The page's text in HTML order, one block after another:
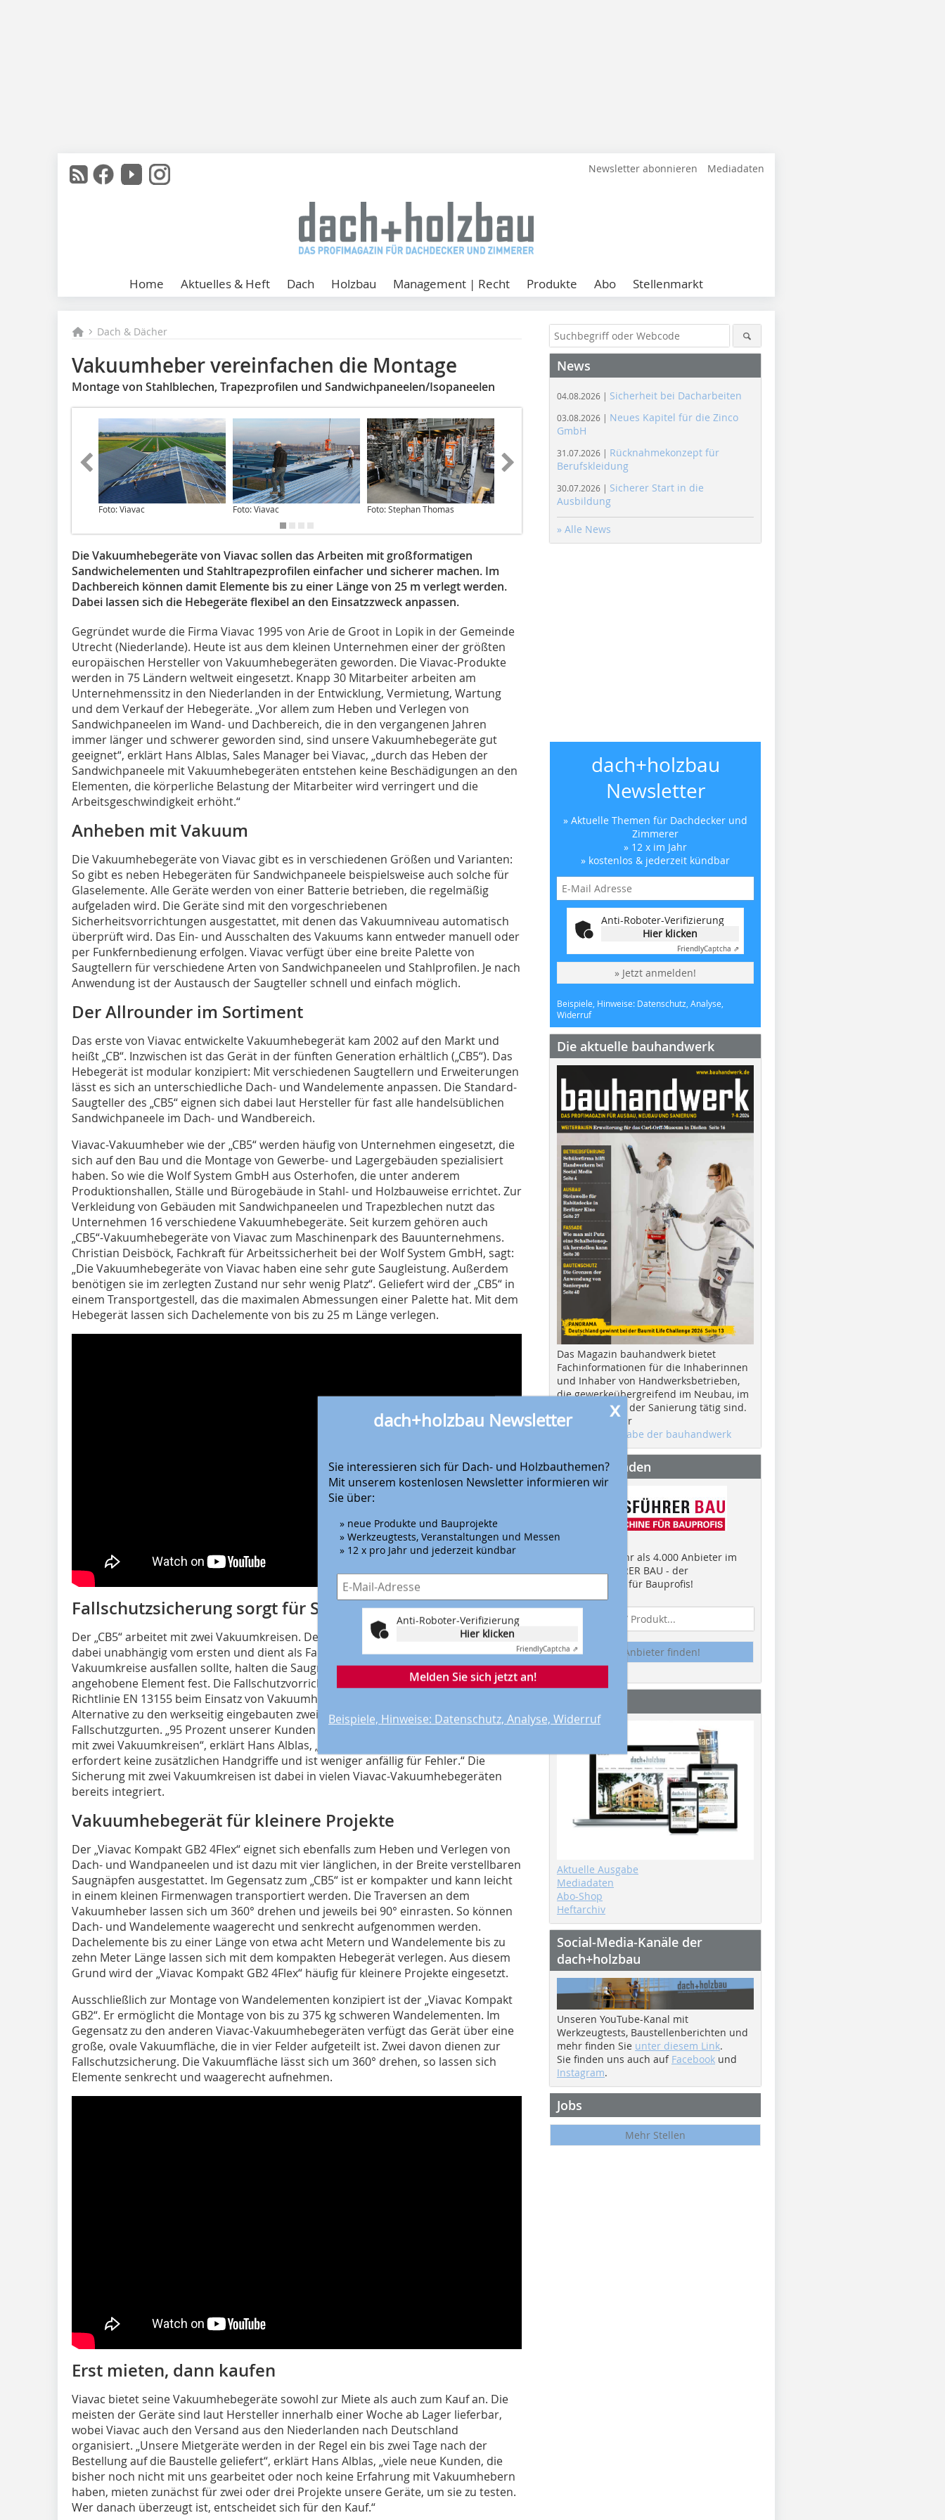
Newsletter abonnieren Mediadaten
Home Aktuelles & Heft Dach Holzbau Management | Recht Produkte Abo Stellenmarkt
Dach & Dächer
Vakuumheber vereinfachen die Montage
Montage von Stahlblechen, Trapezprofilen und Sandwichpaneelen/Isopaneelen
Foto: Viavac Foto: Viavac Foto: Stephan Thomas
Die Vakuumhebegeräte von Viavac sollen das Arbeiten mit großformatigen
Sandwichelementen und Stahltrapezprofilen einfacher und sicherer machen. Im
Dachbereich können damit Elemente bis zu einer Länge von 25 m verlegt werden.
Dabei lassen sich die Hebegeräte flexibel an den Einsatzzweck anpassen.
Gegründet wurde die Firma Viavac 1995 von Arie de Groot in Lopik in der Gemeinde
Utrecht (Niederlande). Heute ist aus dem kleinen Unternehmen einer der größten
europäischen Hersteller von Vakuumhebegeräten geworden. Die Viavac-Produkte
werden in 75 Ländern weltweit eingesetzt. Knapp 30 Mitarbeiter arbeiten am
Unternehmenssitz in den Niederlanden in der Entwicklung, Vermietung, Wartung
und dem Verkauf der Hebegeräte. „Vor allem zum Heben und Verlegen von
Sandwichpaneelen im Wand- und Dachbereich, die in den vergangenen Jahren
immer länger und schwerer geworden sind, sind unsere Vakuumhebegeräte gut
geeignet“, erklärt Hans Alblas, Sales Manager bei Viavac, „durch das Heben der
Sandwichpaneele mit Vakuumhebegeräten entstehen keine Beschädigungen an den
Elementen, die körperliche Belastung der Mitarbeiter wird verringert und die
Arbeitsgeschwindigkeit erhöht.“
Anheben mit Vakuum
Die Vakuumhebegeräte von Viavac gibt es in verschiedenen Größen und Varianten:
So gibt es neben Hebegeräten für Sandwichpaneele beispielsweise auch solche für
Glaselemente. Alle Geräte werden von einer Batterie betrieben, die regelmäßig
aufgeladen wird. Die Geräte sind mit den vorgeschriebenen
Sicherheitsvorrichtungen ausgestattet, mit denen das Vakuumniveau automatisch
überprüft wird. Das Ein- und Ausschalten des Vakuums kann entweder manuell oder
per Funkfernbedienung erfolgen. Viavac verfügt über eine breite Palette von
Saugtellern für verschiedene Arten von Sandwichpaneelen und Stahlprofilen. Je nach
Anwendung ist der Austausch der Saugteller schnell und einfach möglich.
Der Allrounder im Sortiment
Das erste von Viavac entwickelte Vakuumhebegerät kam 2002 auf den Markt und
heißt „CB“. Inzwischen ist das Gerät in der fünften Generation erhältlich („CB5“). Das
Hebegerät ist modular konzipiert: Mit verschiedenen Saugtellern und Erweiterungen
lässt es sich an unterschiedliche Dach- und Wandelemente anpassen. Die Standard-
Saugteller des „CB5“ ­eignen sich dabei laut Hersteller für fast alle handelsüblichen
Sandwichpaneele im Dach- und Wandbereich.
Viavac-Vakuumheber wie der „CB5“ werden häufig von Unternehmen eingesetzt, die
sich auf den Bau und die Montage von Gewerbe- und Lagergebäuden spezialisiert
haben. So wie die Wolf System GmbH aus Osterhofen, die unter anderem
Produktionshallen, Ställe und Bürogebäude in Stahl- und Holzbauweise errichtet. Zur
Verkleidung von Gebäuden mit Sandwichpaneelen und Trapezblechen nutzt das
Unternehmen 16 verschiedene Vakuumhebegeräte. Seit kurzem gehören auch
„CB5“-Vakuumhebegeräte von Viavac zum Maschinenpark des Bauunternehmens.
Christian Deisböck, Fachkraft für Arbeitssicherheit bei der Wolf System GmbH, sagt:
„Die Vakuumhebegeräte von Viavac haben eine sehr gute Saugleistung. Außerdem
benötigen sie im zerlegten Zustand nur sehr wenig Platz“. Geliefert wird der „CB5“ in
einem Transportgestell, das die maximalen Abmessungen einer Palette hat. Mit dem
Hebegerät lassen sich Dachelemente von bis zu 25 m Länge verlegen.
Fallschutzsicherung sorgt für Sicherheit
Der „CB5“ arbeitet mit zwei Vakuumkreisen. Der zweite Vakuumkreis funktioniert
dabei unabhängig vom ersten und dient als Fallschutzvorrichtung. Falls einer der
Vakuumkreise ausfallen sollte, halten die Saugnäpfe des zweiten Kreises das
angehobene Element fest. Die Fallschutzvorrichtung ist nach der europäischen
Richtlinie EN 13155 beim Einsatz von Vakuumhebegeräten erforderlich. Die
Alternative zu den werkseitig eingebauten zwei Vakuumkreisen ist eine Sicherung mit
Fallschutzgurten. „95 Prozent unserer Kunden entscheiden sich aber für ein Gerät
mit zwei Vakuumkreisen“, erklärt Hans Alblas, „denn diese Methode ist einfacher,
erfordert keine zusätzlichen Handgriffe und ist weniger anfällig für Fehler.“ Die
Sicherung mit zwei Vakuumkreisen ist dabei in vielen Viavac-Vakuumhebegeräten
bereits integriert.
Vakuumhebegerät für kleinere Projekte
Der „Viavac Kompakt GB2 4Flex“ eignet sich ebenfalls zum Heben und Verlegen von
Dach- und Wandpaneelen und ist dazu mit vier länglichen, in der Breite verstellbaren
Saugnäpfen ausgestattet. Im Gegensatz zum „CB5“ ist er kompakter und kann leicht
in einem kleinen Firmenwagen transportiert werden. Die Traversen an dem
Vakuumheber lassen sich um 360° drehen und jeweils bei 90° einrasten. So können
Dach- und Wandelemente waagerecht und senkrecht aufgenommen werden.
Dachelemente bis zu einer Länge von etwa acht Metern und Wandelemente bis zu
zehn Meter Länge lassen sich mit dem kompakten Hebegerät verlegen. Aus diesem
Grund wird der „Viavac Kompakt GB2 4Flex“ häufig für kleinere Projekte eingesetzt.
Ausschließlich zur Montage von Wandelementen konzipiert ist der „Viavac Kompakt
GB2“. Er ermöglicht die Montage von bis zu 375 kg schweren Wandelementen. Im
Gegensatz zu den anderen Viavac-Vakuumhebegeräten verfügt das Gerät über eine
große, ovale Vakuumfläche, die in vier Felder aufgeteilt ist. Zwei davon dienen zur
Fallschutzsicherung. Die Vakuumfläche lässt sich um 360° drehen, so lassen sich
Elemente senkrecht und waagerecht aufnehmen.
Erst mieten, dann kaufen
Viavac bietet seine Vakuumhebegeräte sowohl zur Miete als auch zum Kauf an. Die
meisten der Geräte sind laut Hersteller innerhalb einer Woche ab Lager lieferbar,
wobei Viavac auch den Versand aus den Niederlanden nach Deutschland
organisiert. „Unsere Mietgeräte werden in der Regel ein bis zwei Tage nach der
Bestellung auf die Baustelle geliefert“, erklärt Hans Alblas, „viele neue Kunden, die
bisher noch nicht mit uns gearbeitet oder noch keine Erfahrung mit Vakuumhebern
haben, mieten zunächst für zwei oder drei Projekte unsere Geräte, um sie zu testen.
Wer danach überzeugt ist, entscheidet sich für den Kauf.“
x
dach+holzbau Newsletter
Sie interessieren sich für Dach- und Holzbauthemen?
Mit unserem kostenlosen Newsletter informieren wir
Sie über:
» neue Produkte und Bauprojekte
» Werkzeugtests, Veranstaltungen und Messen
» 12 x pro Jahr und jederzeit kündbar
Anti-Roboter-Verifizierung
Hier klicken
FriendlyCaptcha ⇗
Melden Sie sich jetzt an!
Beispiele, Hinweise: Datenschutz, Analyse, Widerruf
News
04.08.2026 | Sicherheit bei Dacharbeiten
03.08.2026 | Neues Kapitel für die Zinco
GmbH
31.07.2026 | Rücknahmekonzept für
Berufskleidung
30.07.2026 | Sicherer Start in die
Ausbildung
» Alle News
dach+holzbau
Newsletter
» Aktuelle Themen für Dachdecker und
Zimmerer
» 12 x im Jahr
» kostenlos & jederzeit kündbar
Anti-Roboter-Verifizierung
Hier klicken
FriendlyCaptcha ⇗
» Jetzt anmelden!
Beispiele, Hinweise: Datenschutz, Analyse,
Widerruf
Die aktuelle bauhandwerk
Das Magazin bauhandwerk bietet
Fachinformationen für die Inhaberinnen
und Inhaber von Handwerksbetrieben,
die gewerkeübergreifend im Neubau, im
Ausbau und in der Sanierung tätig sind.
Hier geht es zur
aktuellen Ausgabe der bauhandwerk
Anbieter finden
Finden Sie mehr als 4.000 Anbieter im
EINKAUFSFÜHRER BAU - der
Suchmaschine für Bauprofis!
Anbieter finden!
Aktuelle Ausgabe
Mediadaten
Abo-Shop
Heftarchiv
Social-Media-Kanäle der
dach+holzbau
Unseren YouTube-Kanal mit
Werkzeugtests, Baustellenberichten und
mehr finden Sie unter diesem Link.
Sie finden uns auch auf Facebook und
Instagram.
Jobs
Mehr Stellen